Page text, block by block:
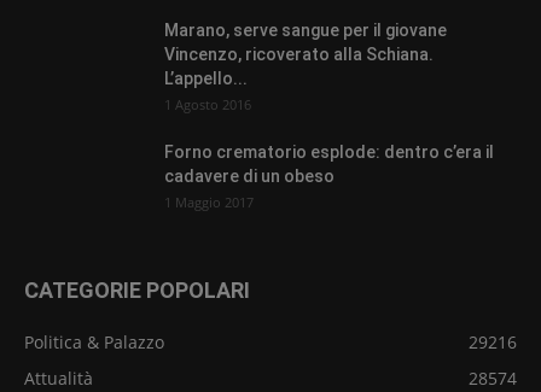
Marano, serve sangue per il giovane
Vincenzo, ricoverato alla Schiana.
L’appello...
1 Agosto 2016
Forno crematorio esplode: dentro c’era il
cadavere di un obeso
1 Maggio 2017
CATEGORIE POPOLARI
Politica & Palazzo
29216
Attualità
28574